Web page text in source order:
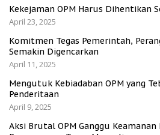
Kekejaman OPM Harus Dihentikan
April 23, 2025
Komitmen Tegas Pemerintah,
Semakin Digencarkan
April 11, 2025
Mengutuk Kebiadaban OPM yang
Penderitaan
April 9, 2025
Aksi Brutal OPM Ganggu